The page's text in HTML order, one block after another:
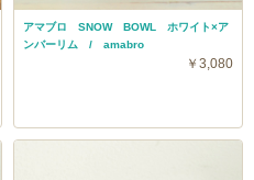
アマブロ SNOW BOWL ホワイト×ア
ンバーリム / amabro
￥3,080